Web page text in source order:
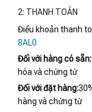
2: THANH TOÁN
Điều khoản thanh
8AL0
Đối với hàng có sẵn:
hóa và chứng từ
Đối với đặt hàng:
hàng và chứng từ